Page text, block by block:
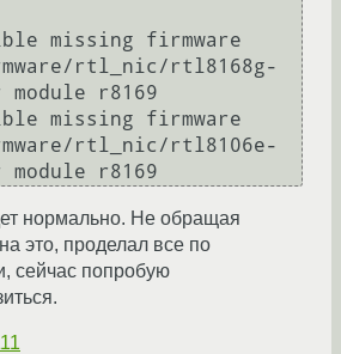
missing firmware
rtl_nic/rtl8168g-
r8169
missing firmware
rtl_nic/rtl8106e-
нормально. Не обращая
это, проделал все по
сейчас попробую